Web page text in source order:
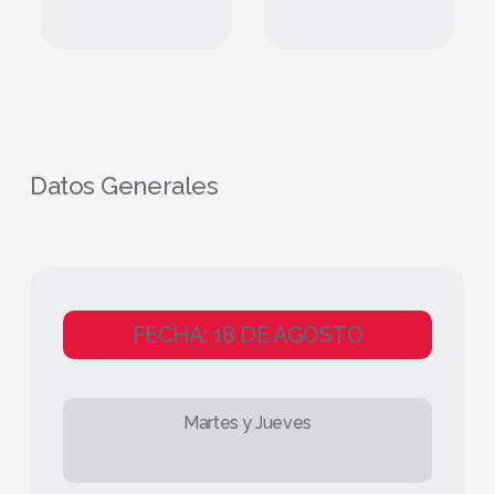
Datos Generales
FECHA: 18 DE AGOSTO
Martes y Jueves